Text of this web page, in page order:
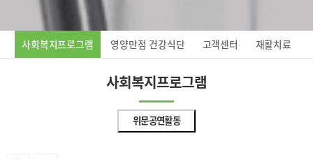
사회복지프로그램 영양만점 건강식단 고객센터 재활치료
사회복지프로그램
위문공연활동